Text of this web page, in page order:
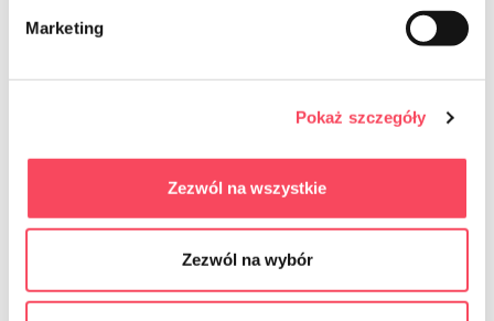
Marketing
Pokaż szczegóły
Zezwól na wszystkie
Zezwól na wybór
Tazze di plastica monouso sono alla base di qualsiasi
accettazione. Dove altro si posiziona una Chipsy, insalata o
le classiche controparti di vetro, porcellana o ceramica.
Questi sono molto meno pratici, impegnativi e impegnativi
distruggerli!
Tazze di plastica monouso per il comfort di tutti
noi
Tazze di plastica monouso sono altrettanto buono come il
classico pentole. Tuttavia, essi hanno una serie di vantaggi